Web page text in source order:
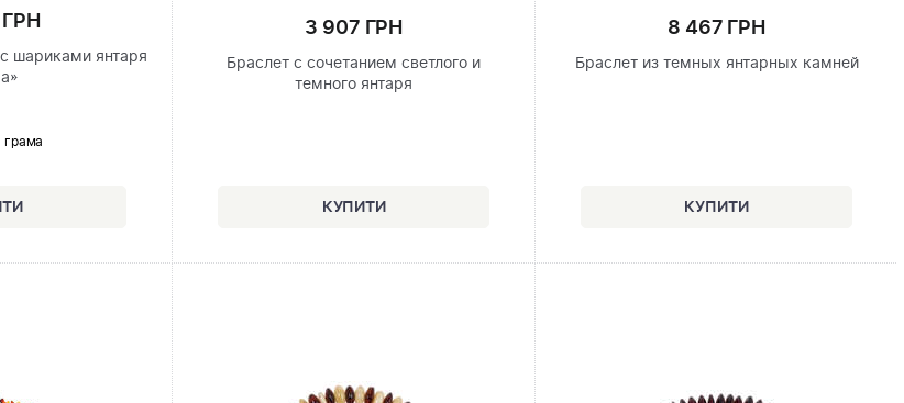
шариками янтаря
грама
3 907 ГРН
Браслет с сочетанием светлого и
темного янтаря
8 467 ГРН
Браслет из темных янтарных камней